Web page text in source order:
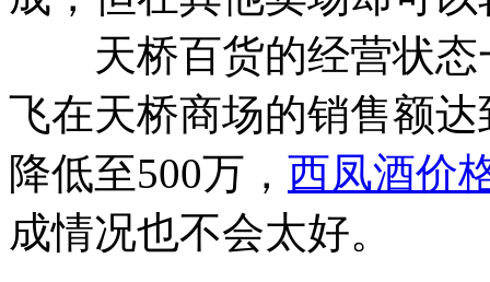
天桥百货的经营状态
飞在天桥商场的销售额
降低至500万， 西凤酒价
成情况也不会太好。